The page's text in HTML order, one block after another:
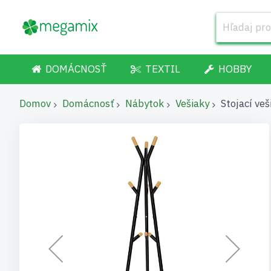
DOMÁCNOSŤ TEXTIL HOBBY
Domov Domácnosť Nábytok Vešiaky Stojací